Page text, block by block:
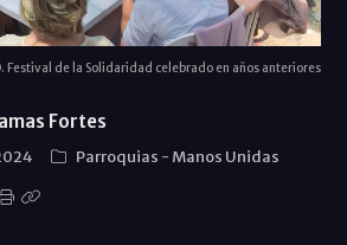
Festival de la Solidaridad celebrado en años anteriores
Fortes
Parroquias - Manos Unidas